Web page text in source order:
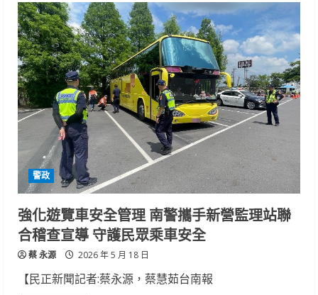
旬
翁
網
購
唱
歌
課
程
欲
匯
人
民
幣
南
二
警
及
時
攔
阻
警政
強化遊覽車安全管理 南警攜手新營監理站聯
合稽查宣導 守護民眾乘車安全
蔡 永源 2026 年 5 月 18 日
【民正新聞記者:蔡永源，蔡慧茹台南報